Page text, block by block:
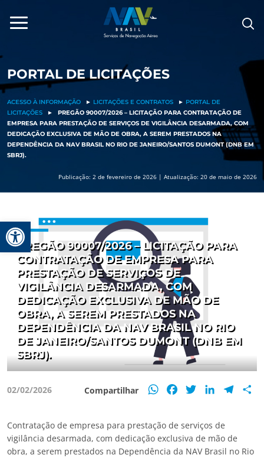
Barra de Ferramentas Aberta
para
PORTAL DE LICITAÇÕES
ACESSO À INFORMAÇÃO ► LICITAÇÕES E CONTRATOS ► PORTAL DE
LICITAÇÕES
►
PREGÃO 90007/2026 – LICITAÇÃO PARA CONTRATAÇÃO DE
EMPRESA PARA PRESTAÇÃO DE SERVIÇOS DE VIGILÂNCIA DESARMADA, COM
DEDICAÇÃO EXCLUSIVA DE MÃO DE OBRA, A SEREM PRESTADOS NA
DEPENDÊNCIA DA NAV BRASIL NO RIO DE JANEIRO/SANTOS DUMONT (DNB EM
SBRJ).
Publicação: 2 de fevereiro de 2026 | Atualização: 20 de maio de 2026
PREGÃO 90007/2026 – LICITAÇÃO PARA
CONTRATAÇÃO DE EMPRESAPARA
PRESTAÇÃO DE SERVIÇOS DE
VIGILÂNCIA DESARMADA, COM
DEDICAÇÃO EXCLUSIVA DE MÃO DE
OBRA, A SEREM PRESTADOS NA
DEPENDÊNCIA DA NAV BRASIL NO RIO
DE JANEIRO/SANTOS DUMONT (DNB EM
SBRJ).
02/02/2026 Compartilhar WhatsApp
FacebookTwitterLinkedIn
Contratação de empresa para prestação de serviços de
vigilância desarmada, com dedicação exclusiva de mão de
obra, a serem prestados na Dependência da NAV Brasil no Rio